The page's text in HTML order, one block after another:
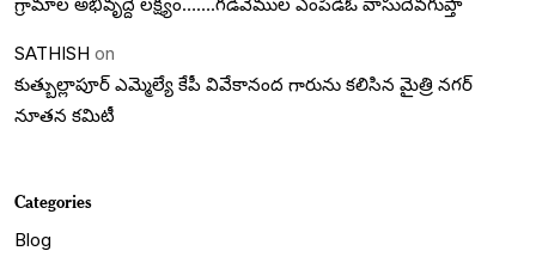
SATHISH on
కుత్బుల్లాపూర్ ఎమ్మెల్యే కేపీ వివేకానంద గారును కలిసిన మైత్రి నగర్
నూతన కమిటీ
Categories
Blog